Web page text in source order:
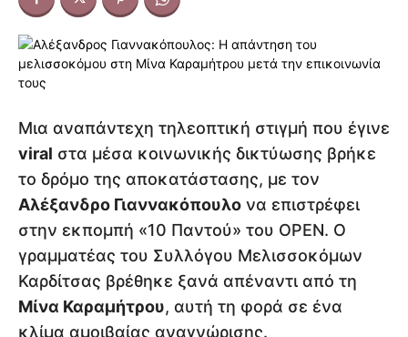
Μια αναπάντεχη τηλεοπτική στιγμή που έγινε
viral στα μέσα κοινωνικής δικτύωσης βρήκε
το δρόμο της αποκατάστασης, με τον
Αλέξανδρο Γιαννακόπουλο να επιστρέφει
στην εκπομπή «10 Παντού» του OPEN. Ο
γραμματέας του Συλλόγου Μελισσοκόμων
Καρδίτσας βρέθηκε ξανά απέναντι από τη
Μίνα Καραμήτρου, αυτή τη φορά σε ένα
κλίμα αμοιβαίας αναγνώρισης.